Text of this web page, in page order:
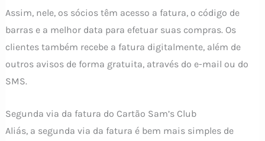
Assim, nele, os sócios têm acesso a fatura, o código de
barras e a melhor data para efetuar suas compras. Os
clientes também recebe a fatura digitalmente, além de
outros avisos de forma gratuita, através do e-mail ou do
SMS.
Segunda via da fatura do Cartão Sam’s Club
Aliás, a segunda via da fatura é bem mais simples de